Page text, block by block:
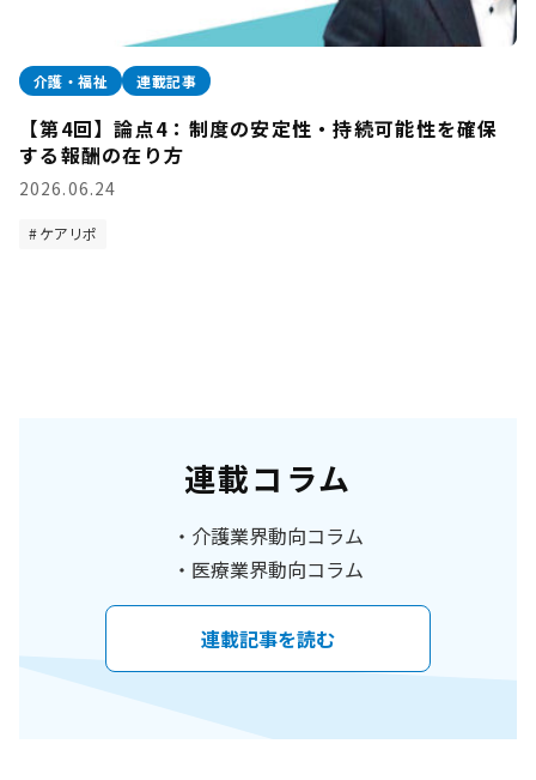
介護・福祉 連載記事
【第4回】論点4：制度の安定性・持続可能性を確保
する報酬の在り方
2026.06.24
ケアリポ
連載コラム
介護業界動向コラム
医療業界動向コラム
連載記事を読む